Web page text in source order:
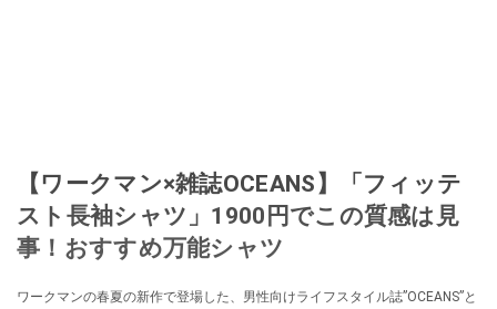
【ワークマン×雑誌OCEANS】「フィッテ
スト長袖シャツ」1900円でこの質感は見
事！おすすめ万能シャツ
ワークマンの春夏の新作で登場した、男性向けライフスタイル誌”OCEANS”と